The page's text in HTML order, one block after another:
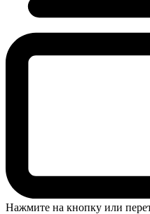
Нажмите на кнопку или